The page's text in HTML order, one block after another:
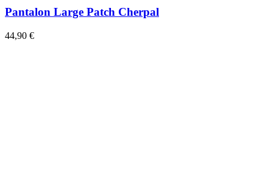
Pantalon Large Patch Cherpal
44,90 €